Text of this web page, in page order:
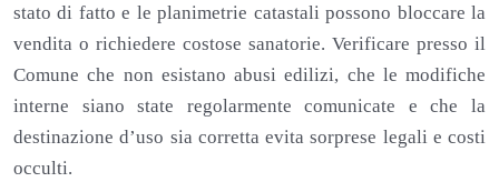
stato di fatto e le planimetrie catastali possono bloccare la
vendita o richiedere costose sanatorie. Verificare presso il
Comune che non esistano abusi edilizi, che le modifiche
interne siano state regolarmente comunicate e che la
destinazione d’uso sia corretta evita sorprese legali e costi
occulti.